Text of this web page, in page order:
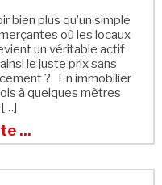
bien plus qu’un simple
où les locaux
un véritable actif
le juste prix sans
? En immobilier
à quelques mètres
[…]
...